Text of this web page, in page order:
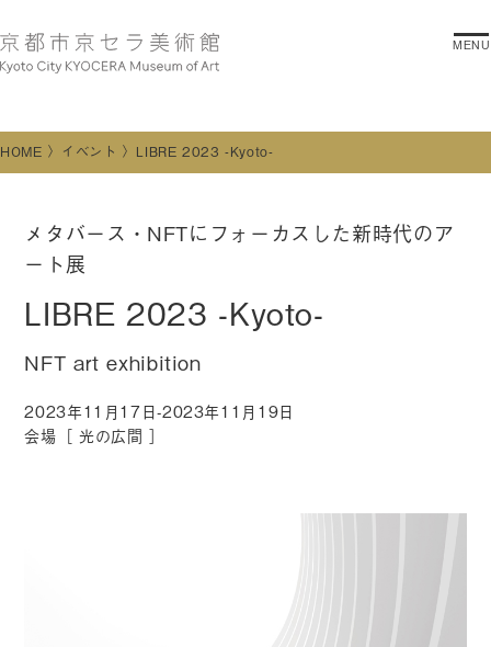
MENU
HOME イベント LIBRE 2023 -Kyoto-
メタバース・NFTにフォーカスした新時代のア
ート展
LIBRE 2023 -Kyoto-
NFT art exhibition
2023年11月17日-2023年11月19日
会場［ 光の広間 ］